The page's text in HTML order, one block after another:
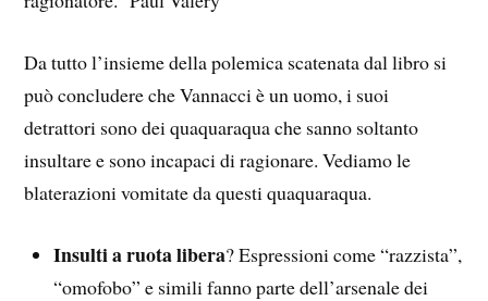
Da tutto l’insieme della polemica scatenata dal libro si
può concludere che Vannacci è un uomo, i suoi
detrattori sono dei quaquaraqua che sanno soltanto
insultare e sono incapaci di ragionare. Vediamo le
blaterazioni vomitate da questi quaquaraqua.
Insulti a ruota libera? Espressioni come “razzista”,
“omofobo” e simili fanno parte dell’arsenale dei